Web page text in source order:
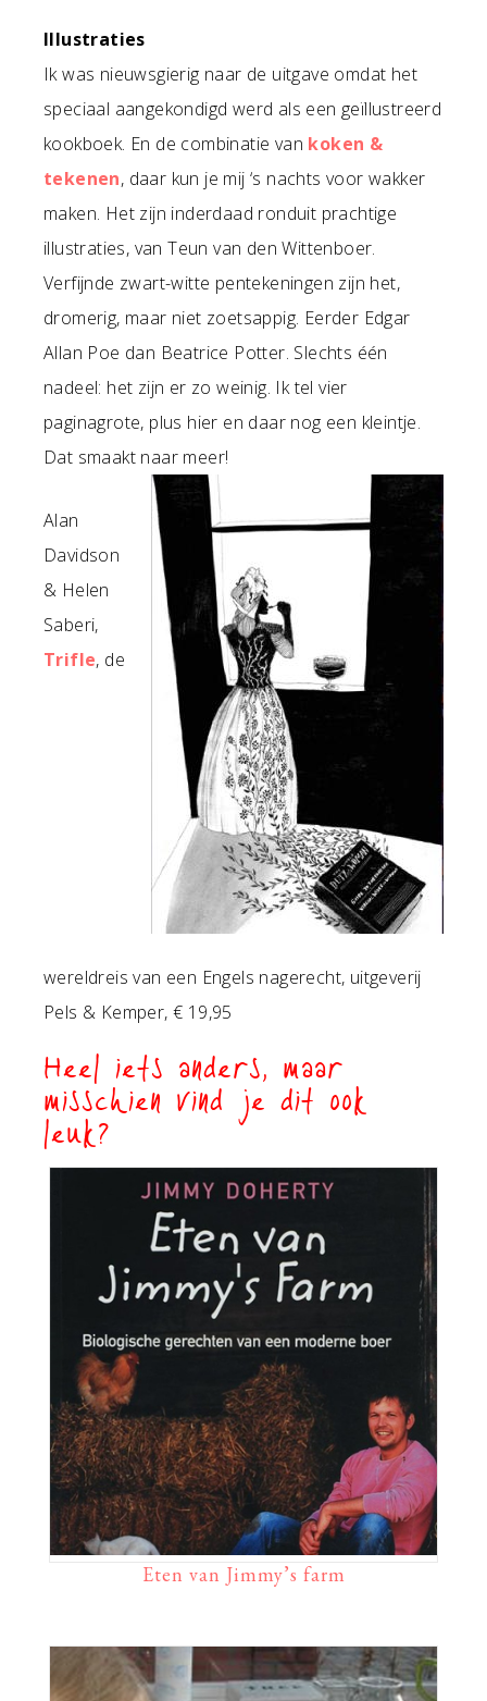
Illustraties
Ik was nieuwsgierig naar de uitgave omdat het
speciaal aangekondigd werd als een geïllustreerd
kookboek. En de combinatie van koken &
tekenen, daar kun je mij ‘s nachts voor wakker
maken. Het zijn inderdaad ronduit prachtige
illustraties, van Teun van den Wittenboer.
Verfijnde zwart-witte pentekeningen zijn het,
dromerig, maar niet zoetsappig. Eerder Edgar
Allan Poe dan Beatrice Potter. Slechts één
nadeel: het zijn er zo weinig. Ik tel vier
paginagrote, plus hier en daar nog een kleintje.
Dat smaakt naar meer!
Alan
Davidson
& Helen
Saberi,
Trifle, de
wereldreis van een Engels nagerecht, uitgeverij
Pels & Kemper, € 19,95
Heel iets anders, maar
misschien vind je dit ook
leuk?
Eten van Jimmy’s farm